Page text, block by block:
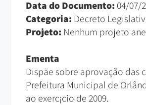
Data do Documento: 04/07/
Categoria: Decreto
Projeto: Nenhum projeto
Ementa
Dispäe sobre aprovação das
Prefeitura Municipal de
ao exerc¡cio de 2009.